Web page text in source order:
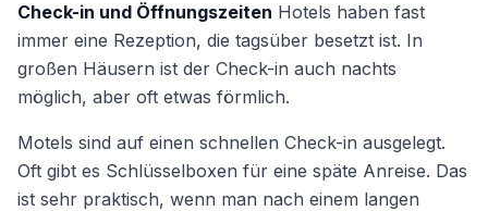
Check-in und Öffnungszeiten Hotels haben fast
immer eine Rezeption, die tagsüber besetzt ist. In
großen Häusern ist der Check-in auch nachts
möglich, aber oft etwas förmlich.
Motels sind auf einen schnellen Check-in ausgelegt.
Oft gibt es Schlüsselboxen für eine späte Anreise. Das
ist sehr praktisch, wenn man nach einem langen